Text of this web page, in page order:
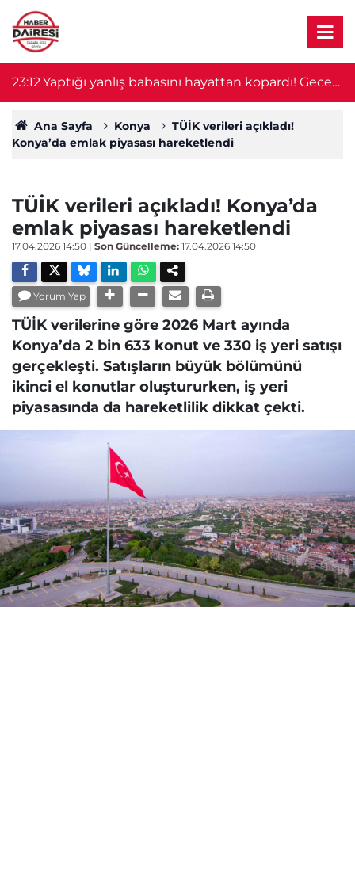
23:12Yaptığı yanlış babasını hayattan kopardı! Gece
nöbeti kabusa döndü
Ana Sayfa Konya
TÜİK verileri açıkladı!
Konya’da emlak piyasası hareketlendi
TÜİK verileri açıkladı! Konya’da
emlak piyasası hareketlendi
17.04.2026 14:50 | Son Güncelleme: 17.04.2026 14:50
Yorum Yap
TÜİK verilerine göre 2026 Mart ayında
Konya’da 2 bin 633 konut ve 330 iş yeri satışı
gerçekleşti. Satışların büyük bölümünü
ikinci el konutlar oluştururken, iş yeri
piyasasında da hareketlilik dikkat çekti.